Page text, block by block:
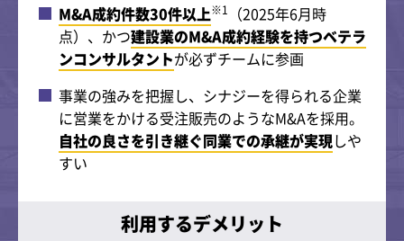
M&A成約件数30件以上※1
（2025年6月時
点）、かつ建設業のM&A成約経験を持つベテラ
ンコンサルタントが必ずチームに参画
事業の強みを把握し、シナジーを得られる企業
に営業をかける受注販売のようなM&Aを採用。
自社の良さを引き継ぐ同業での承継が実現しや
すい
利用するデメリット